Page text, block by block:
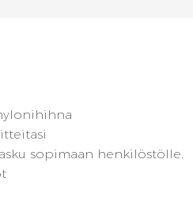
sopimaan henkilöstölle.